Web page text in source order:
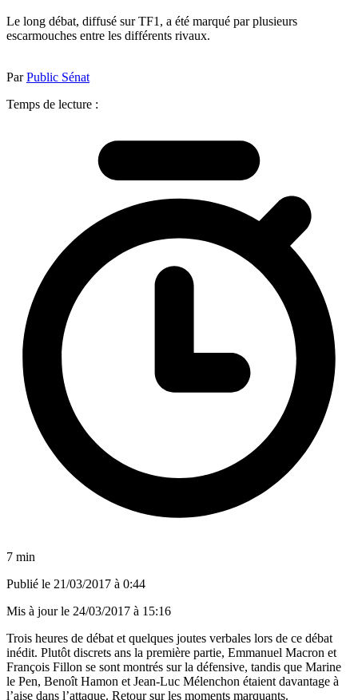
Le long débat, diffusé sur TF1, a été marqué par plusieurs
escarmouches entre les différents rivaux.
ParPublic Sénat
Temps de lecture :
7 min
Publié le 21/03/2017 à 0:44
Mis à jour le 24/03/2017 à 15:16
Trois heures de débat et quelques joutes verbales lors de ce débat
inédit. Plutôt discrets ans la première partie, Emmanuel Macron et
François Fillon se sont montrés sur la défensive, tandis que Marine
le Pen, Benoît Hamon et Jean-Luc Mélenchon étaient davantage à
l’aise dans l’attaque. Retour sur les moments marquants.